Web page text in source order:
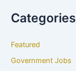
Categories
Featured
Government Jobs